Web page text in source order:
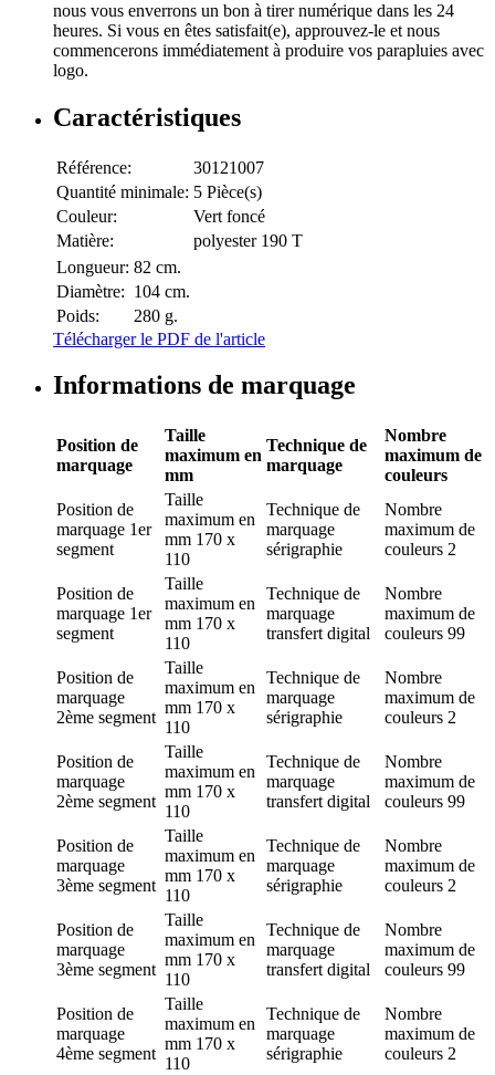
nous vous enverrons un bon à tirer numérique dans les 24
heures. Si vous en êtes satisfait(e), approuvez-le et nous
commencerons immédiatement à produire vos parapluies avec
logo.
Caractéristiques
Référence:
30121007
Quantité minimale: 5 Pièce(s)
Couleur:
Vert foncé
Matière:
polyester 190 T
Longueur: 82 cm.
Diamètre: 104 cm.
Poids:
280 g.
Télécharger le PDF de l'article
Informations de marquage
Position de
marquage
Taille
maximum en
mm
Technique de
marquage
Nombre
maximum de
couleurs
Position de
marquage 1er
segment
Taille
maximum en
mm 170 x
110
Technique de
marquage
sérigraphie
Nombre
maximum de
couleurs 2
Position de
marquage 1er
segment
Taille
maximum en
mm 170 x
110
Technique de
marquage
transfert digital
Nombre
maximum de
couleurs 99
Position de
marquage
2ème segment
Taille
maximum en
mm 170 x
110
Technique de
marquage
sérigraphie
Nombre
maximum de
couleurs 2
Position de
marquage
2ème segment
Taille
maximum en
mm 170 x
110
Technique de
marquage
transfert digital
Nombre
maximum de
couleurs 99
Position de
marquage
3ème segment
Taille
maximum en
mm 170 x
110
Technique de
marquage
sérigraphie
Nombre
maximum de
couleurs 2
Position de
marquage
3ème segment
Taille
maximum en
mm 170 x
110
Technique de
marquage
transfert digital
Nombre
maximum de
couleurs 99
Position de
marquage
4ème segment
Taille
maximum en
mm 170 x
110
Technique de
marquage
sérigraphie
Nombre
maximum de
couleurs 2